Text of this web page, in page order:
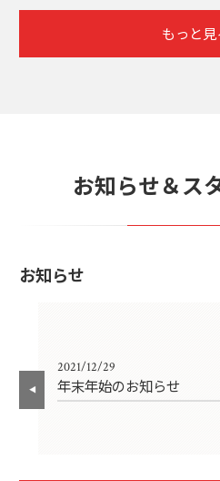
もっと見
お知らせ＆ス
お知らせ
2021/12/29
年末年始のお知らせ